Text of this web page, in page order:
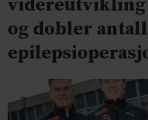
videreutvikling
og dobler